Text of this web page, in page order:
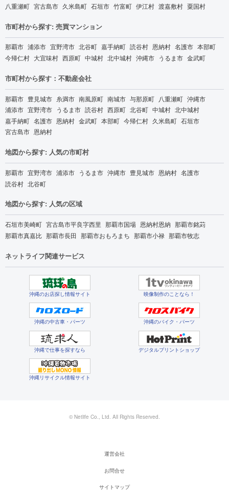
八重瀬町 宮古島市 久米島町 石垣市 竹富町 伊江村 渡嘉敷村 粟国村
市町村から探す: 売買マンション
那覇市 浦添市 宜野湾市 北谷町 嘉手納町 読谷村 恩納村 名護市 本部町
今帰仁村 大宜味村 西原町 中城村 北中城村 沖縄市 うるま市 金武町
市町村から探す：不動産会社
那覇市 豊見城市 糸満市 南風原町 南城市 与那原町 八重瀬町 沖縄市
浦添市 宜野湾市 うるま市 読谷村 西原町 北谷町 中城村 北中城村
嘉手納町 名護市 恩納村 金武町 本部町 今帰仁村 久米島町 石垣市
宮古島市 恩納村
地図から探す: 人気の市町村
那覇市 宜野湾市 浦添市 うるま市 沖縄市 豊見城市 恩納村 名護市
読谷村 北谷町
地図から探す: 人気の区域
石垣市美崎町 宮古島市平良字西里 那覇市国場 恩納村恩納 那覇市銘苅
那覇市真嘉比 那覇市長田 那覇市おもろまち 那覇市小禄 那覇市牧志
ネットライフ関連サービス
沖縄のお店探し情報サイト 映像制作のことなら！
沖縄の中古車・パーツ 沖縄のバイク・パーツ
沖縄で仕事を探すなら デジタルプリントショップ
沖縄リサイクル情報サイト
© Netlife Co., Ltd. All Rights Reserved.
運営会社
お問合せ
サイトマップ